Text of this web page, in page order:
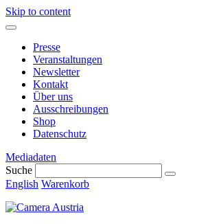
Skip to content
Presse
Veranstaltungen
Newsletter
Kontakt
Über uns
Ausschreibungen
Shop
Datenschutz
Mediadaten
Suche
English Warenkorb